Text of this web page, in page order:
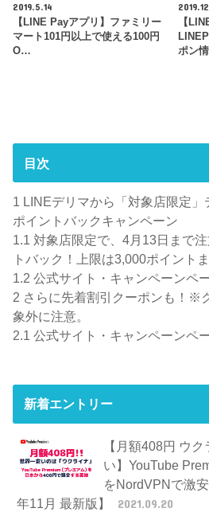
2019.5.14
【LINE Payアプリ】ファミリー
マート101円以上で使える100円
O…
【
ポン
目次
1 LINEデリマから「対象店限定
ポイントバックキャンペーン
1.1 対象店限定で、4月13日まで
トバック！上限は3,000ポイント
1.2 公式サイト・キャンペーンペ
2 さらに先着割引クーポンも！※
象外に注意。
2.1 公式サイト・キャンペーンペ
新着エントリー
【月額408円 ウ
い】YouTube
をNordVPNで激
年11月 最新版】
2021.09.20